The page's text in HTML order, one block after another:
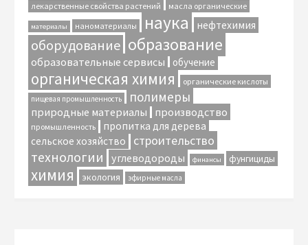
лекарственные свойства растений масла органические
материалы наноматериалы наука нефтехимия
оборудование образование
образовательные сервисы обучение
органическая химия органические кислоты
пищевая промышленность полимеры
природные материалы производство
промышленность
пропитка для дерева
сельское хозяйство
строительство
технологии углеводороды финансы фунгициды
химия экология эфирные масла